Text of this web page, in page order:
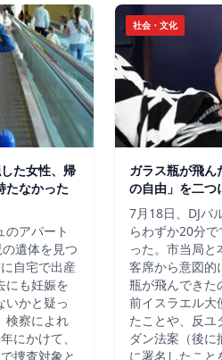
た女性、帰
たなかった
のアパート
遺体を見つ
自宅で出産
にも妊娠を
いかと疑っ
検察によれ
にかけて、
捜査対象と
社会・文化
ガラス瓶が飛ん
の自由」を二つ
7月18日、DJバ
らわずか20分
った。市当局
客席から意図的
瓶が飛んできた
前イスラエル大
たことや、反ユ
ダン法案（後
に署名したこと